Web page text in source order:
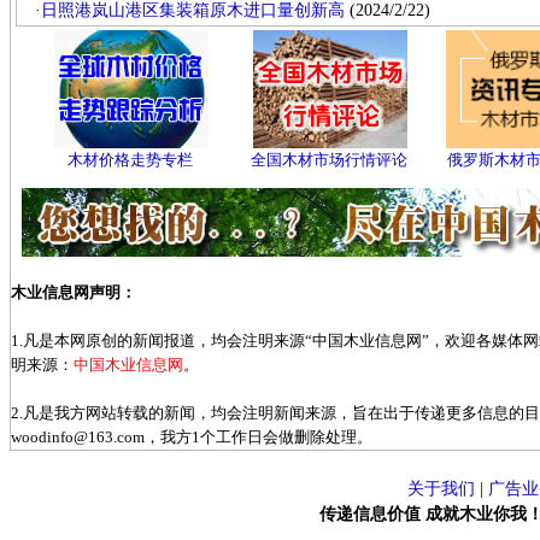
· 日照港岚山港区集装箱原木进口量创新高 (2024/2/22)
木材价格走势专栏 全国木材市场行情评论 俄罗斯木材
木业信息网声明：
1.凡是本网原创的新闻报道，均会注明来源“中国木业信息网”，欢迎各媒体
明来源： 中国木业信息网 。
2.凡是我方网站转载的新闻，均会注明新闻来源，旨在出于传递更多信息的
woodinfo@163.com，我方1个工作日会做删除处理。
关于我们
广告
传递信息价值 成就木业你我